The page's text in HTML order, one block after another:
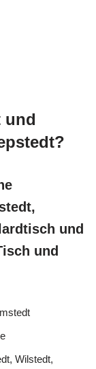
und
und
und
Wilstedt,